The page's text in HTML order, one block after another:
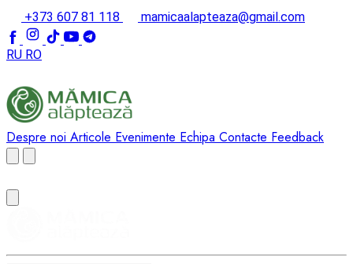
+373 607 81 118 mamicaalapteaza@gmail.com
RU RO
Despre noi Articole Evenimente Echipa Contacte Feedback